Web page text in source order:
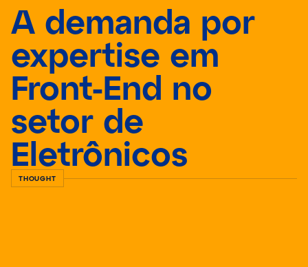
A demanda por
expertise em
Front-End no
setor de
Eletrônicos
THOUGHT